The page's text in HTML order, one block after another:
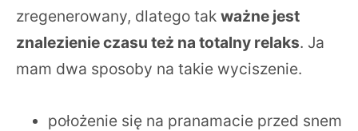
zregenerowany, dlatego tak ważne jest
znalezienie czasu też na totalny relaks. Ja
mam dwa sposoby na takie wyciszenie.
położenie się na pranamacie przed snem